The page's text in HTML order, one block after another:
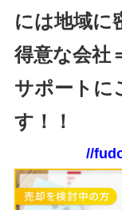
には地域に
得意な会社
サポートに
す！！
//